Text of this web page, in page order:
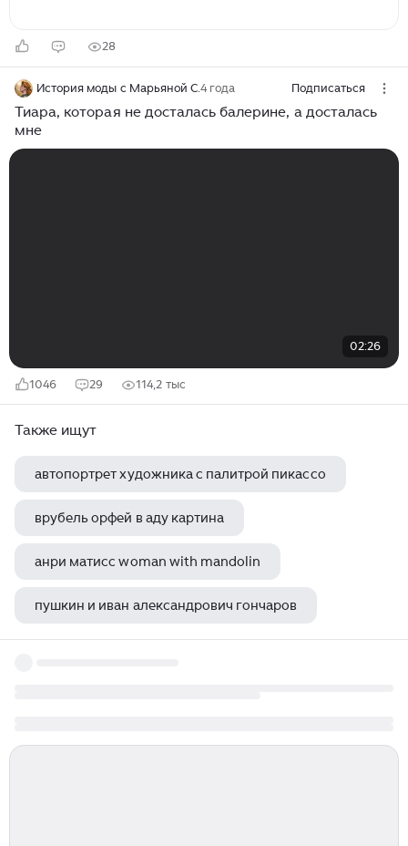
28
История моды с Марьяной С.4 года Подписаться
Тиара, которая не досталась балерине, а досталась
мне
02:26
1046 29 114,2 тыс
Также ищут
автопортрет художника с палитрой пикассо
врубель орфей в аду картина
анри матисс woman with mandolin
пушкин и иван александрович гончаров